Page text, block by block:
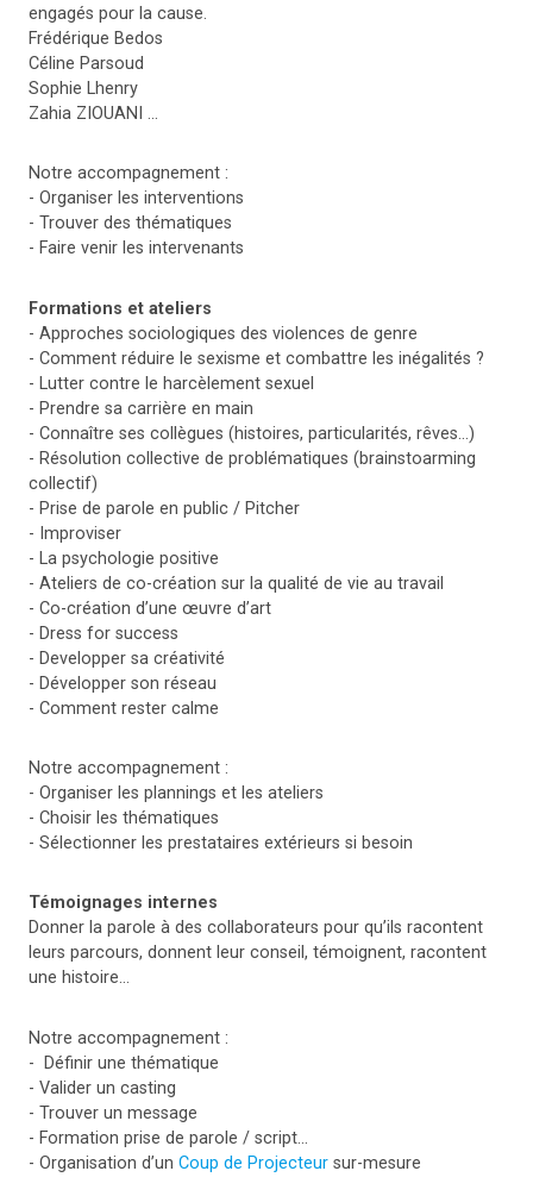
engagés pour la cause.
Frédérique Bedos
Céline Parsoud
Sophie Lhenry
Zahia ZIOUANI …
Notre accompagnement :
- Organiser les interventions
- Trouver des thématiques
- Faire venir les intervenants
Formations et ateliers
- Approches sociologiques des violences de genre
- Comment réduire le sexisme et combattre les inégalités ?
- Lutter contre le harcèlement sexuel
- Prendre sa carrière en main
- Connaître ses collègues (histoires, particularités, rêves…)
- Résolution collective de problématiques (brainstoarming
collectif)
- Prise de parole en public / Pitcher
- Improviser
- La psychologie positive
- Ateliers de co-création sur la qualité de vie au travail
- Co-création d’une œuvre d’art
- Dress for success
- Developper sa créativité
- Développer son réseau
- Comment rester calme
Notre accompagnement :
- Organiser les plannings et les ateliers
- Choisir les thématiques
- Sélectionner les prestataires extérieurs si besoin
Témoignages internes
Donner la parole à des collaborateurs pour qu’ils racontent
leurs parcours, donnent leur conseil, témoignent, racontent
une histoire…
Notre accompagnement :
- Définir une thématique
- Valider un casting
- Trouver un message
- Formation prise de parole / script…
- Organisation d’un Coup de Projecteur sur-mesure